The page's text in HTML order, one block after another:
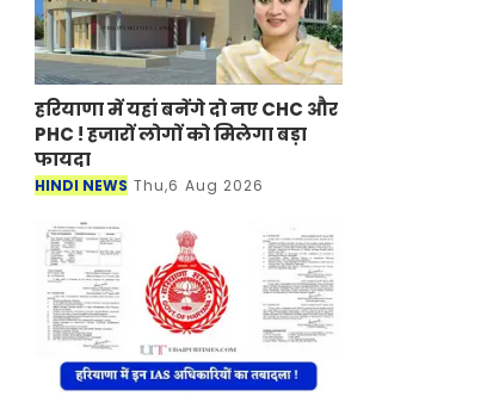
हरियाणा में यहां बनेंगे दो नए CHC और
PHC ! हजारों लोगों को मिलेगा बड़ा
फायदा
HINDI NEWS Thu,6 Aug 2026